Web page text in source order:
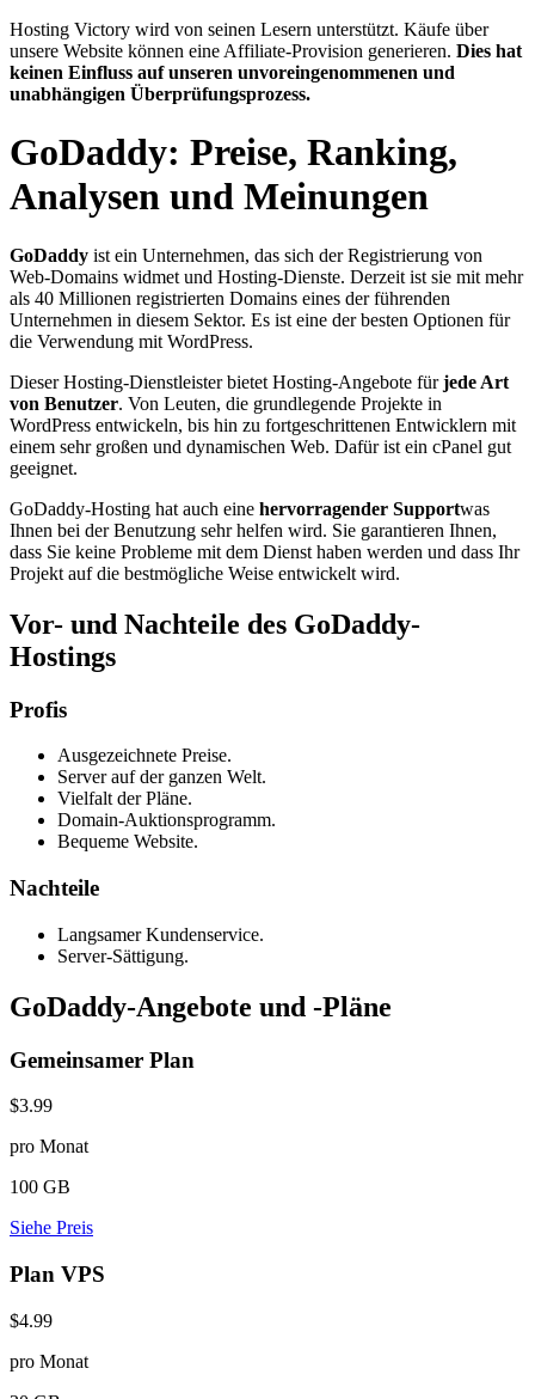
Hosting Victory wird von seinen Lesern unterstützt. Käufe über
unsere Website können eine Affiliate-Provision generieren. Dies hat
keinen Einfluss auf unseren unvoreingenommenen und
unabhängigen Überprüfungsprozess.
GoDaddy: Preise, Ranking,
Analysen und Meinungen
GoDaddy ist ein Unternehmen, das sich der Registrierung von
Web-Domains widmet und Hosting-Dienste. Derzeit ist sie mit mehr
als 40 Millionen registrierten Domains eines der führenden
Unternehmen in diesem Sektor. Es ist eine der besten Optionen für
die Verwendung mit WordPress.
Dieser Hosting-Dienstleister bietet Hosting-Angebote fürjede Art
von Benutzer. Von Leuten, die grundlegende Projekte in
WordPress entwickeln, bis hin zu fortgeschrittenen Entwicklern mit
einem sehr großen und dynamischen Web. Dafür ist ein cPanel gut
geeignet.
GoDaddy-Hosting hat auch eine hervorragender Supportwas
Ihnen bei der Benutzung sehr helfen wird. Sie garantieren Ihnen,
dass Sie keine Probleme mit dem Dienst haben werden und dass Ihr
Projekt auf die bestmögliche Weise entwickelt wird.
Vor- und Nachteile des GoDaddy-
Hostings
Profis
Ausgezeichnete Preise.
Server auf der ganzen Welt.
Vielfalt der Pläne.
Domain-Auktionsprogramm.
Bequeme Website.
Nachteile
Langsamer Kundenservice.
Server-Sättigung.
GoDaddy-Angebote und -Pläne
Gemeinsamer Plan
$3.99
pro Monat
100 GB
Siehe Preis
Plan VPS
$4.99
pro Monat